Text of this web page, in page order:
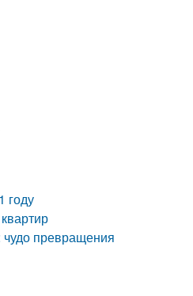
году
превращения